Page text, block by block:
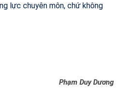
lực chuyên môn, chứ không
Phạm Duy Dương